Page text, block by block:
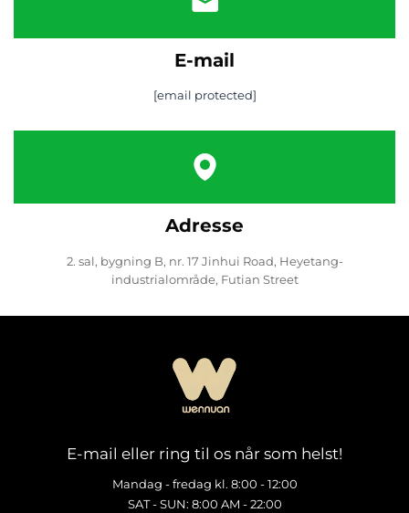
E-mail
[email protected]
Adresse
2. sal, bygning B, nr. 17 Jinhui Road, Heyetang-
industrialområde, Futian Street
E-mail eller ring til os når som helst!
Mandag - fredag kl. 8:00 - 12:00
SAT - SUN: 8:00 AM - 22:00